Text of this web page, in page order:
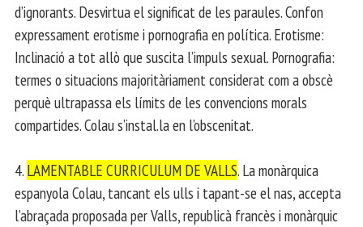
d’ignorants. Desvirtua el significat de les paraules. Confon
expressament erotisme i pornografia en política. Erotisme:
Inclinació a tot allò que suscita l’impuls sexual. Pornografia:
termes o situacions majoritàriament considerat com a obscè
perquè ultrapassa els límits de les convencions morals
compartides. Colau s’instal.la en l’obscenitat.
4. LAMENTABLE CURRICULUM DE VALLS. La monàrquica
espanyola Colau, tancant els ulls i tapant-se el nas, accepta
l’abraçada proposada per Valls, republicà francès i monàrquic